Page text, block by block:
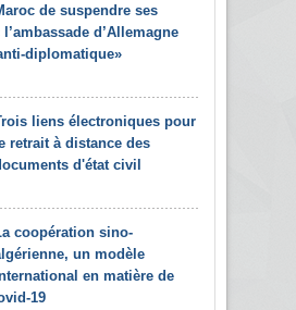
de suspendre ses
d’Allemagne
diplomatique»
liens électroniques pour
retrait à distance des
d'état civil
coopération sino-
un modèle
en matière de
19